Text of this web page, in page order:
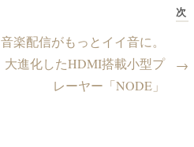
次
音楽配信がもっとイイ音に。
大進化したHDMI搭載小型プ
レーヤー「NODE」
→